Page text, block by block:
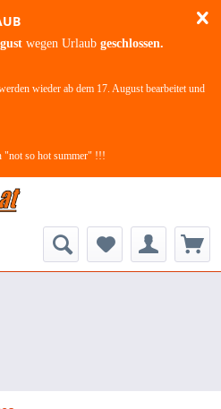
wegen Urlaub geschlossen.
wieder ab dem 17. August bearbeitet und
"not so hot summer" !!!